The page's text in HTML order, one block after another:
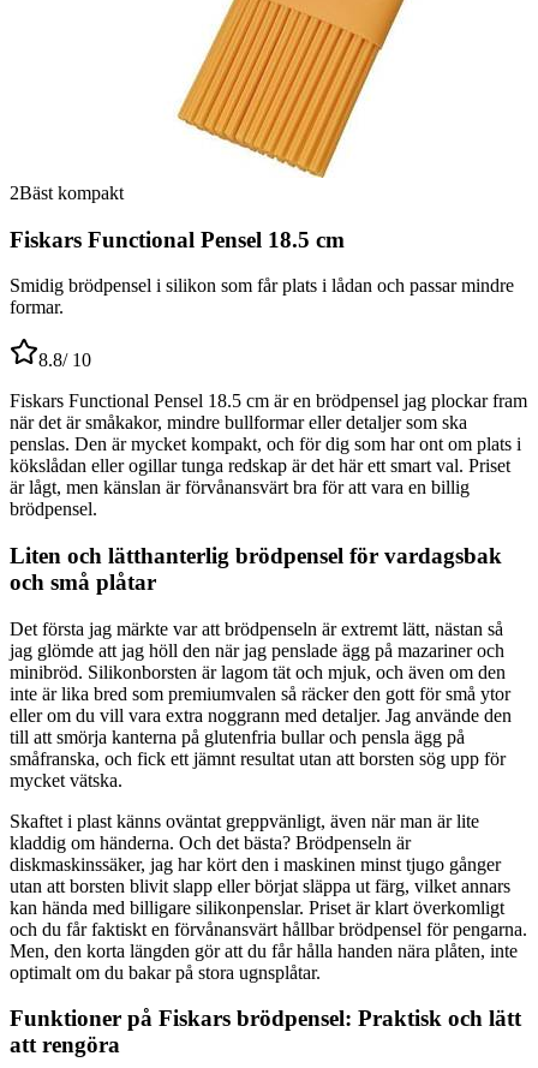
2Bäst kompakt
Fiskars Functional Pensel 18.5 cm
Smidig brödpensel i silikon som får plats i lådan och passar mindre
formar.
8.8/ 10
Fiskars Functional Pensel 18.5 cm är en brödpensel jag plockar fram
när det är småkakor, mindre bullformar eller detaljer som ska
penslas. Den är mycket kompakt, och för dig som har ont om plats i
kökslådan eller ogillar tunga redskap är det här ett smart val. Priset
är lågt, men känslan är förvånansvärt bra för att vara en billig
brödpensel.
Liten och lätthanterlig brödpensel för vardagsbak
och små plåtar
Det första jag märkte var att brödpenseln är extremt lätt, nästan så
jag glömde att jag höll den när jag penslade ägg på mazariner och
minibröd. Silikonborsten är lagom tät och mjuk, och även om den
inte är lika bred som premiumvalen så räcker den gott för små ytor
eller om du vill vara extra noggrann med detaljer. Jag använde den
till att smörja kanterna på glutenfria bullar och pensla ägg på
småfranska, och fick ett jämnt resultat utan att borsten sög upp för
mycket vätska.
Skaftet i plast känns oväntat greppvänligt, även när man är lite
kladdig om händerna. Och det bästa? Brödpenseln är
diskmaskinssäker, jag har kört den i maskinen minst tjugo gånger
utan att borsten blivit slapp eller börjat släppa ut färg, vilket annars
kan hända med billigare silikonpenslar. Priset är klart överkomligt
och du får faktiskt en förvånansvärt hållbar brödpensel för pengarna.
Men, den korta längden gör att du får hålla handen nära plåten, inte
optimalt om du bakar på stora ugnsplåtar.
Funktioner på Fiskars brödpensel: Praktisk och lätt
att rengöra